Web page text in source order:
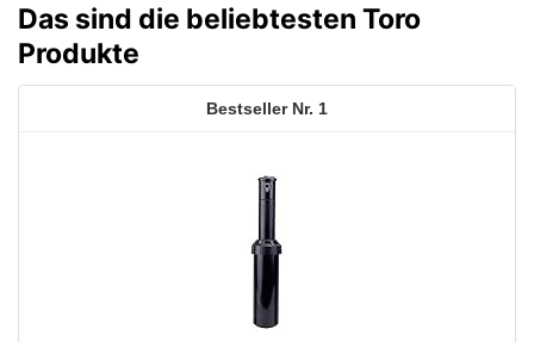
Das sind die beliebtesten Toro
Produkte
1